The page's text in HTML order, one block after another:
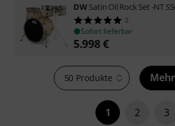
DWSatin Oil Rock Set -NT
2
Sofort lieferbar
5.998€
50 Produkte
1 2 3